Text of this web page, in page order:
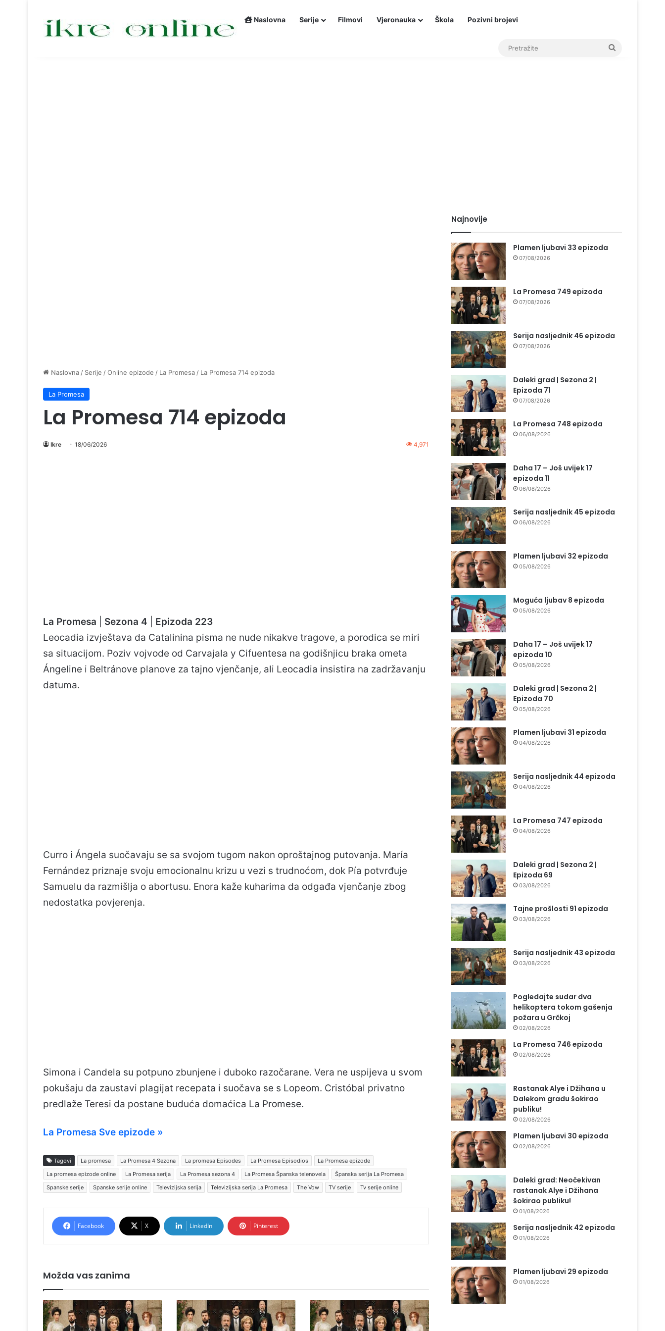
Naslovna Serije Filmovi Vjeronauka Škola Pozivni brojevi
Naslovna / Serije /Online epizode / La Promesa / La Promesa 714 epizoda
La Promesa
La Promesa 714 epizoda
Ikre 18/06/2026 4,971
La Promesa Sezona 4
Epizoda 223
Leocadia izvještava da Catalinina pisma ne nude nikakve tragove, a porodica se miri
sa situacijom. Poziv vojvode od Carvajala y Cifuentesa na godišnjicu braka ometa
Ángeline i Beltránove planove za tajno vjenčanje, ali Leocadia insistira na zadržavanju
datuma.
Curro i Ángela suočavaju se sa svojom tugom nakon oproštajnog putovanja. María
Fernández priznaje svoju emocionalnu krizu u vezi s trudnoćom, dok Pía potvrđuje
Samuelu da razmišlja o abortusu. Enora kaže kuharima da odgađa vjenčanje zbog
nedostatka povjerenja.
Simona i Candela su potpuno zbunjene i duboko razočarane. Vera ne uspijeva u svom
pokušaju da zaustavi plagijat recepata i suočava se s Lopeom. Cristóbal privatno
predlaže Teresi da postane buduća domaćica La Promese.
La Promesa Sve epizode »
Tagovi La promesa La Promesa 4 Sezona La promesa Episodes La Promesa Episodios
La Promesa epizode
La promesa epizode online
La Promesa serija La Promesa sezona 4 La Promesa Španska telenovela
Španska serija La Promesa
Spanske serije
Spanske serije online Televizijska serija Televizijska serija La Promesa The Vow TV serije Tv serije online
Facebook X LinkedIn Pinterest
Možda vas zanima
Najnovije
Plamen ljubavi 33 epizoda
07/08/2026
La Promesa 749 epizoda
07/08/2026
Serija nasljednik 46 epizoda
07/08/2026
Daleki grad | Sezona 2 |
Epizoda 71
07/08/2026
La Promesa 748 epizoda
06/08/2026
Daha 17 – Još uvijek 17
epizoda 11
06/08/2026
Serija nasljednik 45 epizoda
06/08/2026
Plamen ljubavi 32 epizoda
05/08/2026
Moguća ljubav 8 epizoda
05/08/2026
Daha 17 – Još uvijek 17
epizoda 10
05/08/2026
Daleki grad | Sezona 2 |
Epizoda 70
05/08/2026
Plamen ljubavi 31 epizoda
04/08/2026
Serija nasljednik 44 epizoda
04/08/2026
La Promesa 747 epizoda
04/08/2026
Daleki grad | Sezona 2 |
Epizoda 69
03/08/2026
Tajne prošlosti 91 epizoda
03/08/2026
Serija nasljednik 43 epizoda
03/08/2026
Pogledajte sudar dva
helikoptera tokom gašenja
požara u Grčkoj
02/08/2026
La Promesa 746 epizoda
02/08/2026
Rastanak Alye i Džihana u
Dalekom gradu šokirao
publiku!
02/08/2026
Plamen ljubavi 30 epizoda
02/08/2026
Daleki grad: Neočekivan
rastanak Alye i Džihana
šokirao publiku!
01/08/2026
Serija nasljednik 42 epizoda
01/08/2026
Plamen ljubavi 29 epizoda
01/08/2026